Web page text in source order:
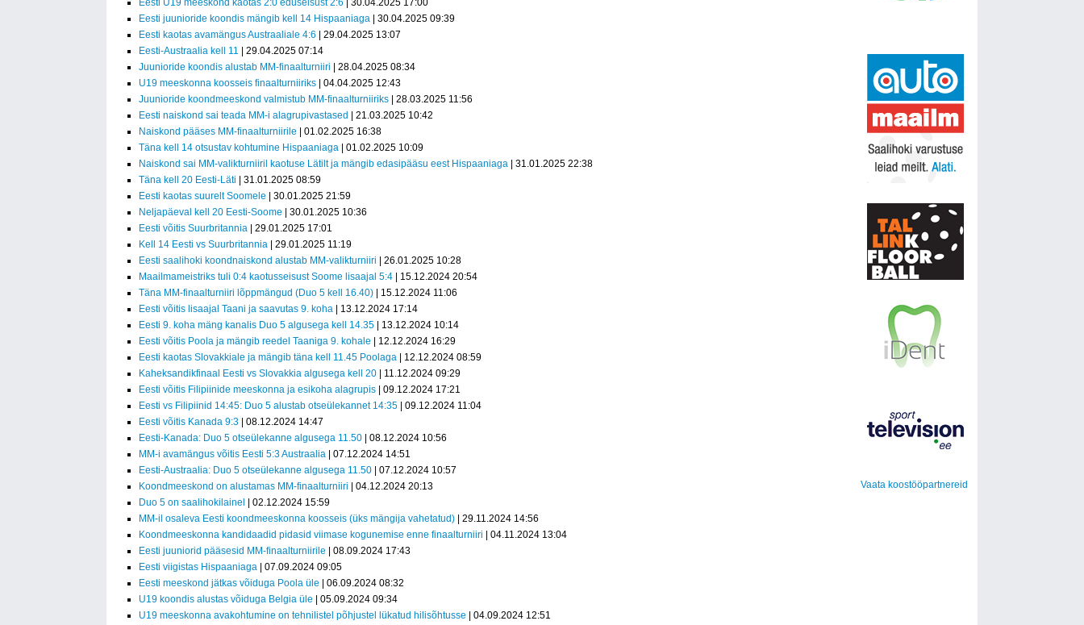
Eesti U19 meeskond kaotas 2:0 eduseisust 2:6 | 30.04.2025 17:00
Eesti juunioride koondis mängib kell 14 Hispaaniaga | 30.04.2025 09:39
Eesti kaotas avamängus Austraaliale 4:6 | 29.04.2025 13:07
Eesti-Austraalia kell 11 | 29.04.2025 07:14
Juunioride koondis alustab MM-finaalturniiri | 28.04.2025 08:34
U19 meeskonna koosseis finaalturniiriks | 04.04.2025 12:43
Juunioride koondmeeskond valmistub MM-finaalturniiriks | 28.03.2025 11:56
Eesti naiskond sai teada MM-i alagrupivastased
| 21.03.2025 10:42
Naiskond pääses MM-finaalturniirile | 01.02.2025 16:38
Täna kell 14 otsustav kohtumine Hispaaniaga | 01.02.2025 10:09
Naiskond sai MM-valikturniiril kaotuse Lätilt ja mängib edasipääsu eest Hispaaniaga | 31.01.2025 22:38
Täna kell 20 Eesti-Läti | 31.01.2025 08:59
Eesti kaotas suurelt Soomele | 30.01.2025 21:59
Neljapäeval kell 20 Eesti-Soome | 30.01.2025 10:36
Eesti võitis Suurbritannia | 29.01.2025 17:01
Kell 14 Eesti vs Suurbritannia | 29.01.2025 11:19
Eesti saalihoki koondnaiskond alustab MM-valikturniiri | 26.01.2025 10:28
Maailmameistriks tuli 0:4 kaotusseisust Soome lisaajal 5:4 | 15.12.2024 20:54
Täna MM-finaalturniiri lõppmängud (Duo 5 kell 16.40) | 15.12.2024 11:06
Eesti võitis lisaajal Taani ja saavutas 9. koha | 13.12.2024 17:14
Eesti 9. koha mäng kanalis Duo 5 algusega kell 14.35 | 13.12.2024 10:14
Eesti võitis Poola ja mängib reedel Taaniga 9. kohale | 12.12.2024 16:29
Eesti kaotas Slovakkiale ja mängib täna kell 11.45 Poolaga | 12.12.2024 08:59
Kaheksandikfinaal Eesti vs Slovakkia algusega kell 20 | 11.12.2024 09:29
Eesti võitis Filipiinide meeskonna ja esikoha alagrupis | 09.12.2024 17:21
Eesti vs Filipiinid 14:45: Duo 5 alustab otseülekannet 14:35 | 09.12.2024 11:04
Eesti võitis Kanada 9:3 | 08.12.2024 14:47
Eesti-Kanada: Duo 5 otseülekanne algusega 11.50 | 08.12.2024 10:56
MM-i avamängus võitis Eesti 5:3 Austraalia | 07.12.2024 14:51
Eesti-Austraalia: Duo 5 otseülekanne algusega 11.50 | 07.12.2024 10:57
Koondmeeskond on alustamas MM-finaalturniiri | 04.12.2024 20:13
Duo 5 on saalihokilainel
| 02.12.2024 15:59
MM-il osaleva Eesti koondmeeskonna koosseis (üks mängija vahetatud) | 29.11.2024 14:56
Koondmeeskonna kandidaadid pidasid viimase kogunemise enne finaalturniiri | 04.11.2024 13:04
Eesti juuniorid pääsesid MM-finaalturniirile | 08.09.2024 17:43
Eesti viigistas Hispaaniaga | 07.09.2024 09:05
Eesti meeskond jätkas võiduga Poola üle | 06.09.2024 08:32
U19 koondis alustas võiduga Belgia üle | 05.09.2024 09:34
U19 meeskonna avakohtumine on tehnilistel põhjustel lükatud hilisõhtusse | 04.09.2024 12:51
Vaata koostööpartnereid